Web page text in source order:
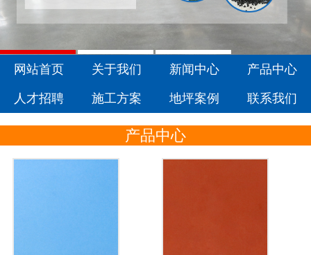
施工方案
联系我们
网站首页 关于我们 新闻中心 产品中心
人才招聘 施工方案 地坪案例 联系我们
产品中心